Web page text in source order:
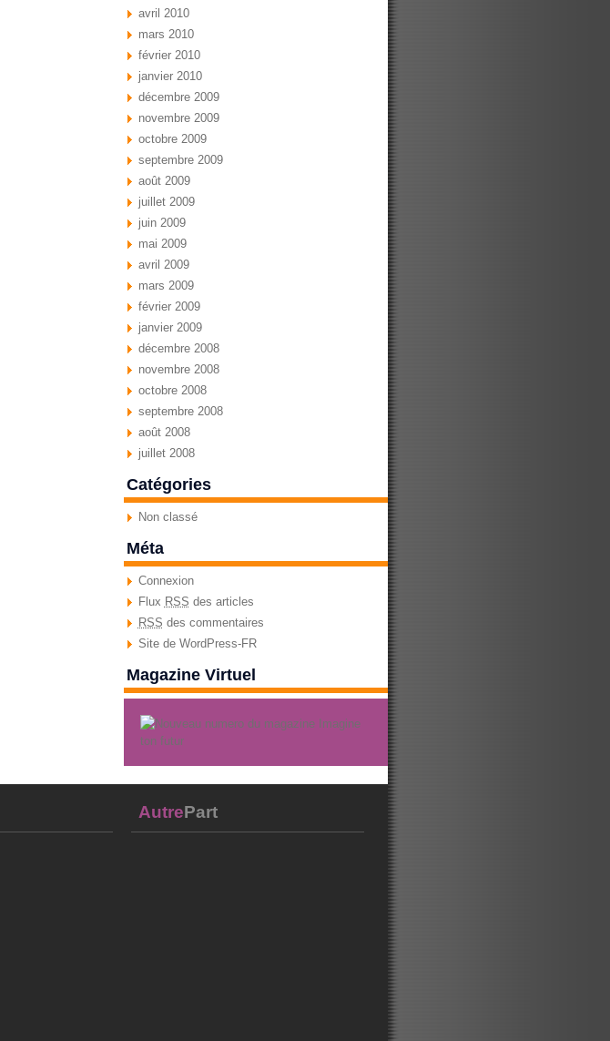
avril 2010
mars 2010
février 2010
janvier 2010
décembre 2009
novembre 2009
octobre 2009
septembre 2009
août 2009
juillet 2009
juin 2009
mai 2009
avril 2009
mars 2009
février 2009
janvier 2009
décembre 2008
novembre 2008
octobre 2008
septembre 2008
août 2008
juillet 2008
Catégories
Non classé
Méta
Connexion
Flux RSS des articles
RSS des commentaires
Site de WordPress-FR
Magazine Virtuel
AutrePart